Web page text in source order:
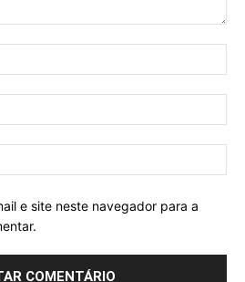
e site neste navegador para a